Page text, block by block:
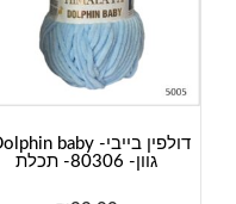
גוון- 80306- תכלת